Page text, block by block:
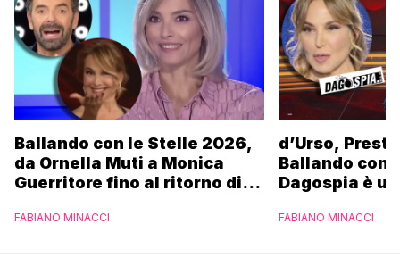
Ballando con le Stelle 2026,
da Ornella Muti a Monica
Guerritore fino al ritorno di
l’esclusiva di Gabriele
FABIANO MINACCI
d’Urso,
Ballando con
Dagospia è
FABIANO MINACCI